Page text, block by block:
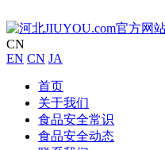
CN
EN CN JA
首页
关于我们
食品安全常识
食品安全动态